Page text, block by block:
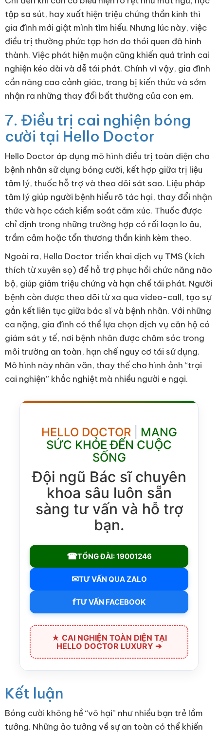
tập sa sút, hay xuất hiện triệu chứng thần kinh thì
gia đình mới giật mình tìm hiểu. Nhưng lúc này, việc
điều trị thường phức tạp hơn do thói quen đã hình
thành. Việc phát hiện muộn cũng khiến quá trình cai
nghiện kéo dài và dễ tái phát. Chính vì vậy, gia đình
cần nâng cao cảnh giác, trang bị kiến thức và sớm
nhận ra những thay đổi bất thường của con em.
7. Điều trị cai nghiện bóng
cười tại Hello Doctor
Hello Doctor áp dụng mô hình điều trị toàn diện cho
bệnh nhân sử dụng bóng cười, kết hợp giữa trị liệu
tâm lý, thuốc hỗ trợ và theo dõi sát sao. Liệu pháp
tâm lý giúp người bệnh hiểu rõ tác hại, thay đổi nhận
thức và học cách kiểm soát cảm xúc. Thuốc được
chỉ định trong những trường hợp có rối loạn lo âu,
trầm cảm hoặc tổn thương thần kinh kèm theo.
Ngoài ra, Hello Doctor triển khai dịch vụ TMS (kích
thích từ xuyên sọ) để hỗ trợ phục hồi chức năng não
bộ, giúp giảm triệu chứng và hạn chế tái phát. Người
bệnh còn được theo dõi từ xa qua video-call, tạo sự
gắn kết liên tục giữa bác sĩ và bệnh nhân. Với những
ca nặng, gia đình có thể lựa chọn dịch vụ căn hộ có
giám sát y tế, nơi bệnh nhân được chăm sóc trong
môi trường an toàn, hạn chế nguy cơ tái sử dụng.
Mô hình này nhân văn, thay thế cho hình ảnh “trại
cai nghiện” khắc nghiệt mà nhiều người e ngại.
HELLO DOCTOR
MANG
SỨC KHỎE ĐẾN CUỘC
SỐNG
Đội ngũ Bác sĩ chuyên
khoa sâu luôn sẵn
sàng tư vấn và hỗ trợ
bạn.
☎TỔNG ĐÀI: 19001246
✉TƯ VẤN QUA ZALO
fTƯ VẤN FACEBOOK
★ CAI NGHIỆN TOÀN DIỆN TẠI
HELLO DOCTOR LUXURY ➔
Kết luận
Bóng cười không hề “vô hại” như nhiều bạn trẻ lầm
tưởng. Những ảo tưởng về sự an toàn có thể khiến